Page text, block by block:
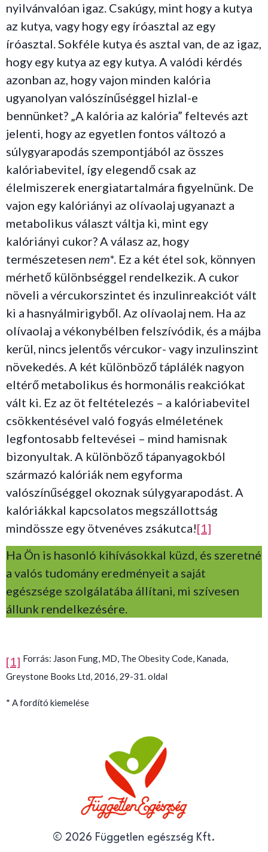
nyilvánvalóan igaz. Csakúgy, mint hogy a kutya
az kutya, vagy hogy egy íróasztal az egy
íróasztal. Sokféle kutya és asztal van, de az igaz,
hogy egy kutya az egy kutya. A valódi kérdés
azonban az, hogy vajon minden kalória
ugyanolyan valószínűséggel hizlal-e
bennünket? „A kalória az kalória” feltevés azt
jelenti, hogy az egyetlen fontos változó a
súlygyarapodás szempontjából az összes
kalóriabevitel, így elegendő csak az
élelmiszerek energiatartalmára figyelnünk. De
vajon egy kalóriányi az olívaolaj ugyanazt a
metabolikus választ váltja ki, mint egy
kalóriányi cukor? A válasz az, hogy
természetesen nem*. Ez a két étel sok, könnyen
mérhető különbséggel rendelkezik. A cukor
növeli a vércukorszintet és inzulinreakciót vált
ki a hasnyálmirigyből. Az olívaolaj nem. Ha az
olívaolaj a vékonybélben felszívódik, és a májba
kerül, nincs jelentős vércukor- vagy inzulinszint
növekedés. A két különböző táplálék nagyon
eltérő metabolikus és hormonális reakciókat
vált ki. Ez az öt feltételezés – a kalóriabevitel
csökkentésével való fogyás elméletének
legfontosabb feltevései – mind hamisnak
bizonyultak. A különböző tápanyagokból
származó kalóriák nem egyforma
valószínűséggel okoznak súlygyarapodást. A
kalóriákkal kapcsolatos megszállottság
mindössze egy ötvenéves zsákutca![1]
Ha Ön is hasonló kihívásokkal küzd, és szeretné
a valós tudomány eredményeit a saját
egészsége szolgálatába állítani, mi szívesen
állunk rendelkezésére.
[1] Forrás: Jason Fung, MD, The Obesity Code, Kanada,
Greystone Books Ltd, 2016, 29-31. oldal
* A fordító kiemelése
© 2026 Független egészség Kft.